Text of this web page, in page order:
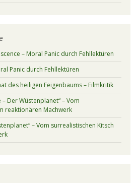
– Moral Panic durch Fehllektüren
Panic durch Fehllektüren
des heiligen Feigenbaums – Filmkritik
– Der Wüstenplanet“ – Vom
reaktionären Machwerk
– Vom surrealistischen Kitsch